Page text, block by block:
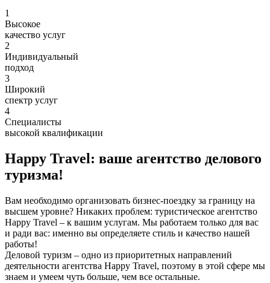
1
Высокое
качество услуг
2
Индивидуальный
подход
3
Широкий
спектр услуг
4
Cпециалисты
высокой квалификации
Happy Travel: ваше агентство делового
туризма!
Вам необходимо организовать бизнес-поездку за границу на
высшем уровне? Никаких проблем: туристическое агентство
Happy Travel – к вашим услугам. Мы работаем только для вас
и ради вас: именно вы определяете стиль и качество нашей
работы!
Деловой туризм – одно из приоритетных направлений
деятельности агентства Happy Travel, поэтому в этой сфере мы
знаем и умеем чуть больше, чем все остальные.